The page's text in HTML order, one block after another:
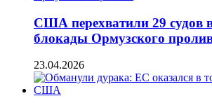
США перехватили 29 судов
блокады Ормузского
23.04.2026